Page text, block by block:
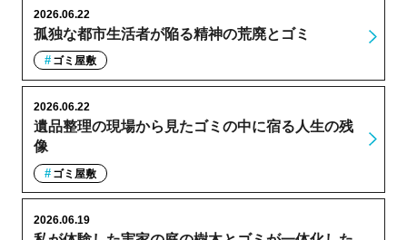
孤独な都市生活者が陥る精神の荒廃とゴミ
2026.06.22
ゴミ屋敷
遺品整理の現場から見たゴミの中に宿る人生の残
像
2026.06.22
ゴミ屋敷
2026.06.19